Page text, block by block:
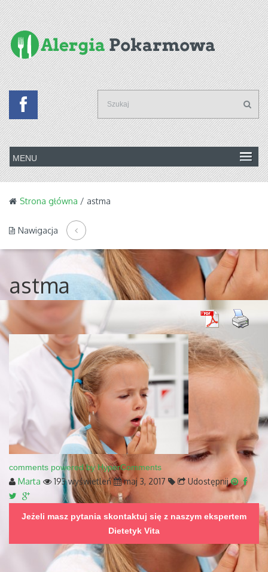
Strona główna / astma
Nawigacja
astma
comments powered by HyperComments
Marta 193 wyświetleń maj 3, 2017 Udostępnij
Jeżeli masz pytania skontaktuj się z naszym ekspertem
Dietetyk Vita